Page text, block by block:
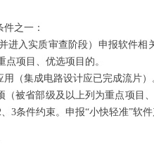
之一：
进入实质审查阶段）申报软件
项目、优选项目的。
（集成电路设计应已完成流片）
（被省部级及以上列为重点项目
3条件约束。申报“小快轻准”软